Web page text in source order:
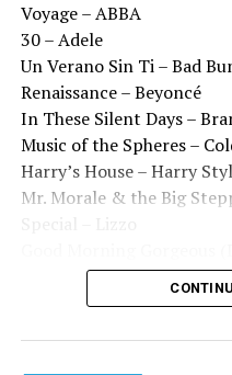
Voyage – ABBA
30 – Adele
Un Verano Sin Ti – Bad
Renaissance – Beyoncé
In These Silent Days –
Music of the Spheres –
Harry’s House – Harry
Mr. Morale & the Big